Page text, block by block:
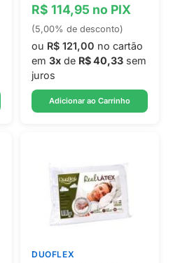
R$ 114,95 no PIX
(5,00% de desconto)
ou R$ 121,00 no cartão
em 3x de R$ 40,33 sem
juros
Adicionar ao Carrinho
DUOFLEX